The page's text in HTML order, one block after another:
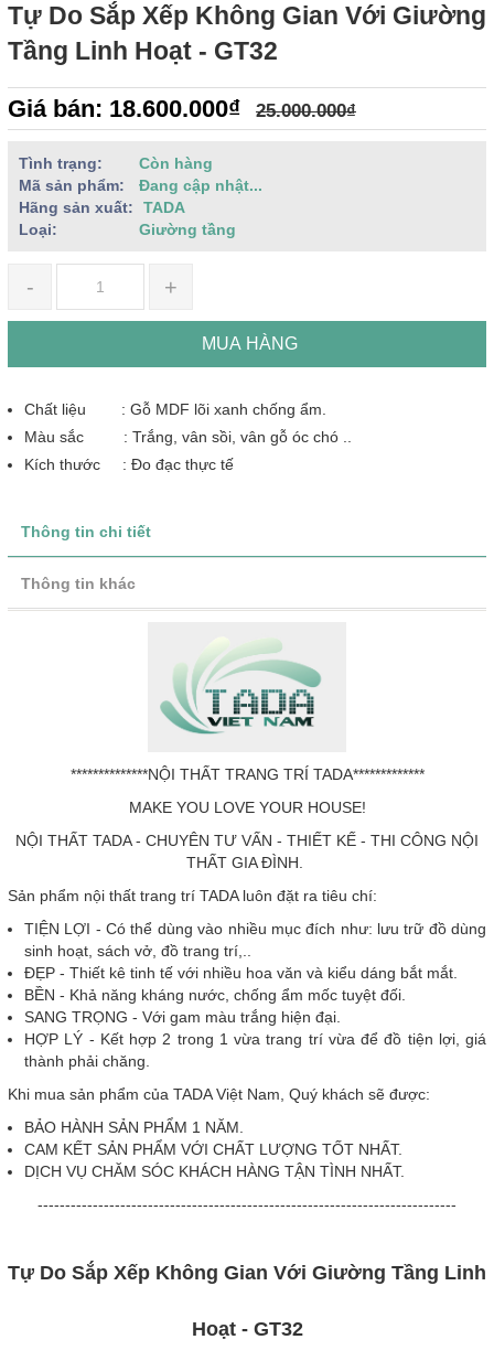
Tự Do Sắp Xếp Không Gian Với Giường
Tầng Linh Hoạt - GT32
Giá bán: 18.600.000₫ 25.000.000₫
Tình trạng:
Còn hàng
Mã sản phẩm:
Đang cập nhật...
Hãng sản xuất:
TADA
Loại:
Giường tầng
- +
MUA HÀNG
Chất liệu : Gỗ MDF lõi xanh chống ẩm.
Màu sắc : Trắng, vân sồi, vân gỗ óc chó ..
Kích thước : Đo đạc thực tế
Thông tin chi tiết
Thông tin khác
**************NỘI THẤT TRANG TRÍ TADA*************
MAKE YOU LOVE YOUR HOUSE!
NỘI THẤT TADA - CHUYÊN TƯ VẤN - THIẾT KẾ - THI CÔNG NỘI
THẤT GIA ĐÌNH.
Sản phẩm nội thất trang trí TADA luôn đặt ra tiêu chí:
TIỆN LỢI - Có thể dùng vào nhiều mục đích như: lưu trữ đồ dùng
sinh hoạt, sách vở, đồ trang trí,..
ĐẸP - Thiết kê tinh tế với nhiều hoa văn và kiểu dáng bắt mắt.
BỀN - Khả năng kháng nước, chống ẩm mốc tuyệt đối.
SANG TRỌNG - Với gam màu trắng hiện đại.
HỢP LÝ - Kết hợp 2 trong 1 vừa trang trí vừa để đồ tiện lợi, giá
thành phải chăng.
Khi mua sản phẩm của TADA Việt Nam, Quý khách sẽ được:
BẢO HÀNH SẢN PHẨM 1 NĂM.
CAM KẾT SẢN PHẨM VỚI CHẤT LƯỢNG TỐT NHẤT.
DỊCH VỤ CHĂM SÓC KHÁCH HÀNG TẬN TÌNH NHẤT.
----------------------------------------------------------------------------
Tự Do Sắp Xếp Không Gian Với Giường Tầng Linh
Hoạt - GT32